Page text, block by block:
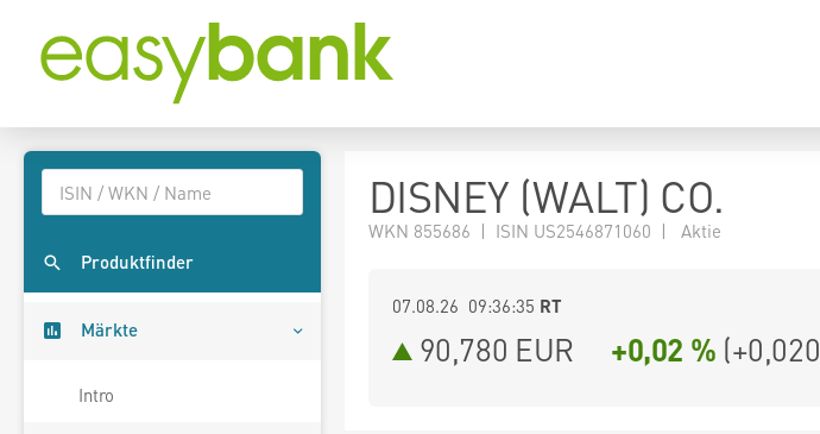
Produktfinder
Märkte
Intro
DISNEY (WALT) CO.
WKN 855686 | ISIN US2546871060 | Aktie
07.08.26 09:36:35 RT
90,780 EUR +0,02 % (+0,020